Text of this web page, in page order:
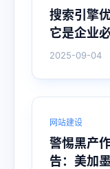
搜索引擎
它是企业
2025-09-04
网站建设
警惕黑产
告：美加